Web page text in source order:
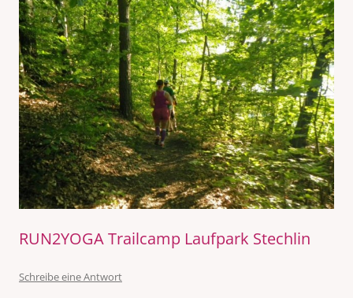
RUN2YOGA Trailcamp Laufpark Stechlin
Schreibe eine Antwort